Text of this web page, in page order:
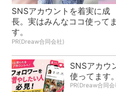
SNSアカウントを着実に成
長。実はみんなココ使ってま
す。
PR(Dreaw合同会社)
SNSアカウ
使ってます。
PR(Dreaw合同会